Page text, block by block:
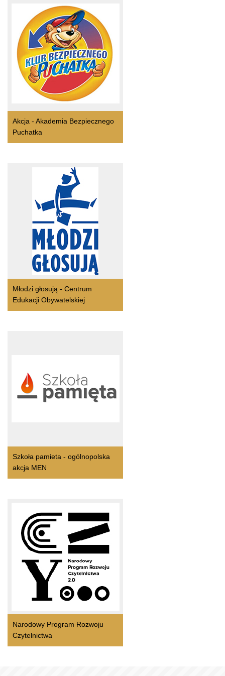
Akcja - Akademia Bezpiecznego
Puchatka
Młodzi głosują - Centrum
Edukacji Obywatelskiej
Szkoła pamieta - ogólnopolska
akcja MEN
Narodowy Program Rozwoju
Czytelnictwa